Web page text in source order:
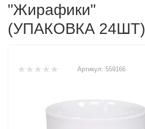
"Жирафики"
(УПАКОВКА 24ШТ)
Артикул: 559166